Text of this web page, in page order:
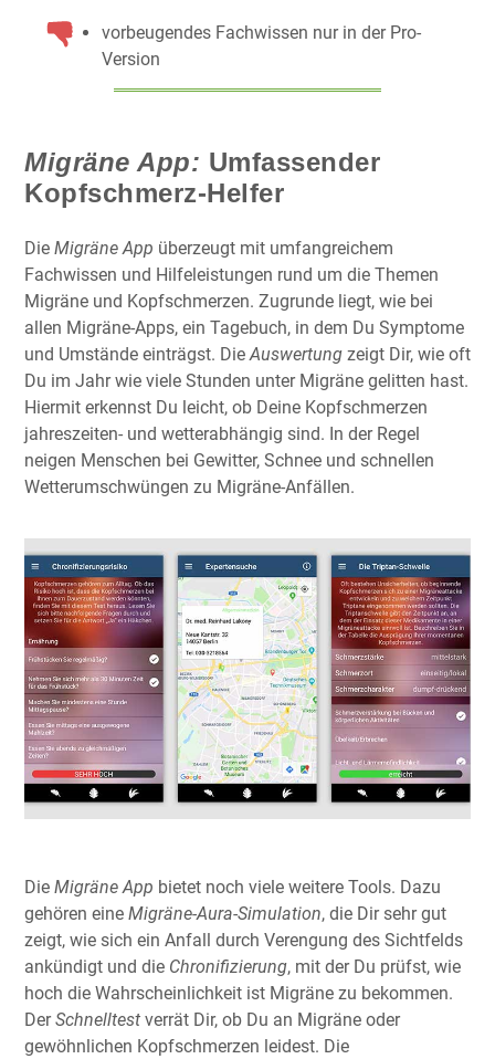
vorbeugendes Fachwissen nur in der Pro-
Version
Migräne App: Umfassender
Kopfschmerz-Helfer
Die Migräne App überzeugt mit umfangreichem
Fachwissen und Hilfeleistungen rund um die Themen
Migräne und Kopfschmerzen. Zugrunde liegt, wie bei
allen Migräne-Apps, ein Tagebuch, in dem Du Symptome
und Umstände einträgst. Die Auswertung zeigt Dir, wie oft
Du im Jahr wie viele Stunden unter Migräne gelitten hast.
Hiermit erkennst Du leicht, ob Deine Kopfschmerzen
jahreszeiten- und wetterabhängig sind. In der Regel
neigen Menschen bei Gewitter, Schnee und schnellen
Wetterumschwüngen zu Migräne-Anfällen.
Die Migräne App bietet noch viele weitere Tools. Dazu
gehören eine Migräne-Aura-Simulation, die Dir sehr gut
zeigt, wie sich ein Anfall durch Verengung des Sichtfelds
ankündigt und die Chronifizierung, mit der Du prüfst, wie
hoch die Wahrscheinlichkeit ist Migräne zu bekommen.
DerSchnelltest verrät Dir, ob Du an Migräne oder
gewöhnlichen Kopfschmerzen leidest. Die